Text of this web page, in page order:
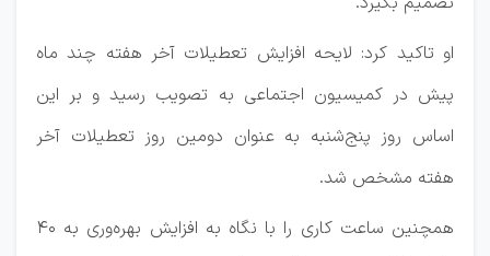
او تاکید کرد: لایحه افزایش تعطیلات آخر هفته چند ماه
پیش در کمیسیون اجتماعی به تصویب رسید و بر این
اساس روز پنج‌شنبه به عنوان دومین روز تعطیلات آخر
هفته مشخص شد.
همچنین ساعت کاری را با نگاه به افزایش بهره‌وری به ۴۰